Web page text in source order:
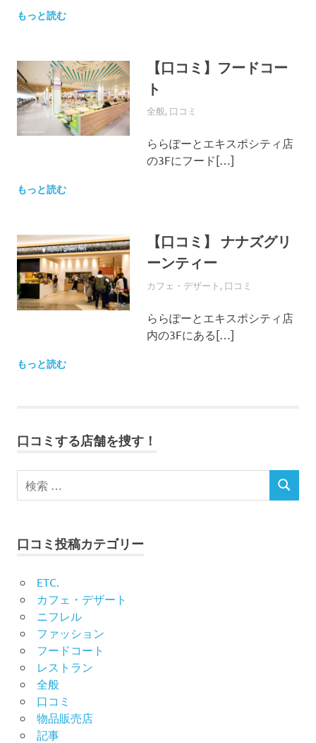
もっと読む
【口コミ】フードコー
ト
2016年3月9日
EXPO-ADMIN
全般, 口コミ
ららぽーとエキスポシティ店
の3Fにフード[…]
もっと読む
【口コミ】 ナナズグリ
ーンティー
2016年3月9日
EXPO-ADMIN
カフェ・デザート , 口コミ
ららぽーとエキスポシティ店
内の3Fにある[…]
もっと読む
口コミする店舗を捜す！
口コミ投稿カテゴリー
ETC.
カフェ・デザート
ニフレル
ファッション
フードコート
レストラン
全般
口コミ
物品販売店
記事